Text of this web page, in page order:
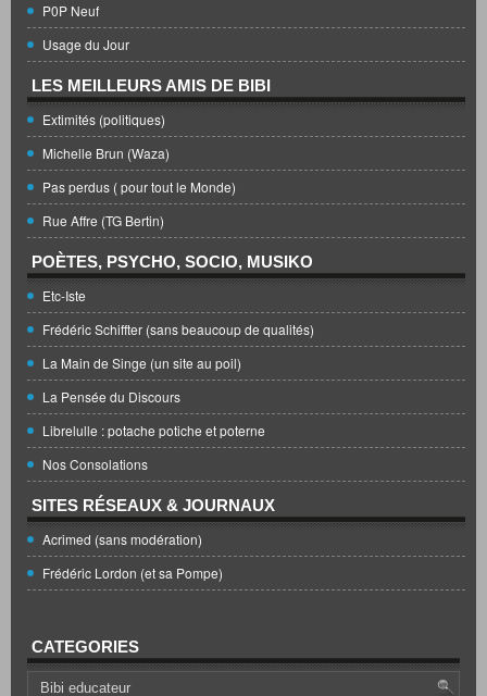
P0P Neuf
Usage du Jour
LES MEILLEURS AMIS DE BIBI
Extimités (politiques)
Michelle Brun (Waza)
Pas perdus ( pour tout le Monde)
Rue Affre (TG Bertin)
POÈTES, PSYCHO, SOCIO, MUSIKO
Etc-Iste
Frédéric Schiffter (sans beaucoup de qualités)
La Main de Singe (un site au poil)
La Pensée du Discours
Librelulle : potache potiche et poterne
Nos Consolations
SITES RÉSEAUX & JOURNAUX
Acrimed (sans modération)
Frédéric Lordon (et sa Pompe)
CATEGORIES